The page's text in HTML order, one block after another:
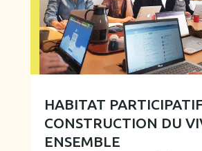
HABITAT
CONSTRUCTION DU
ENSEMBLE